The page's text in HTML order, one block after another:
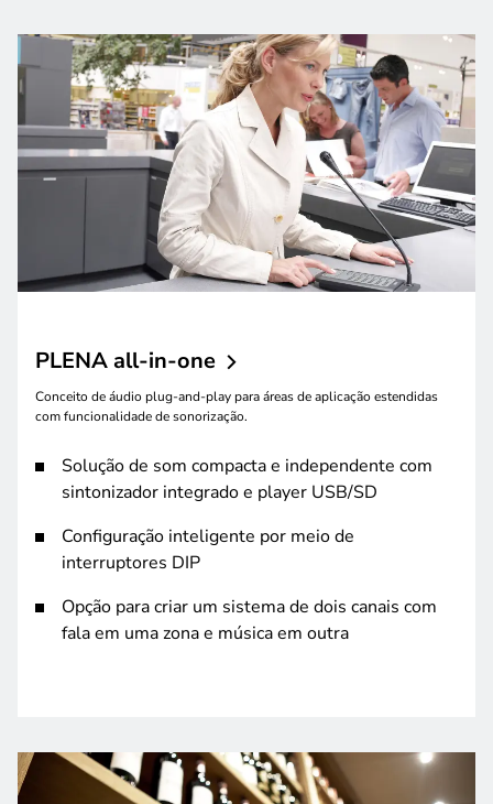
PLENA all-in-one
Conceito de áudio plug-and-play para áreas de aplicação estendidas
com funcionalidade de sonorização.
Solução de som compacta e independente com
sintonizador integrado e player USB/SD
Configuração inteligente por meio de
interruptores DIP
Opção para criar um sistema de dois canais com
fala em uma zona e música em outra